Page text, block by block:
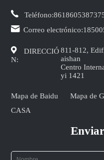
Teléfono:
Correo electrónico:
DIRECCIÓ
N:
811-812,
aishan
Centro
yi 1421
Mapa de Baidu
Mapa de
CASA